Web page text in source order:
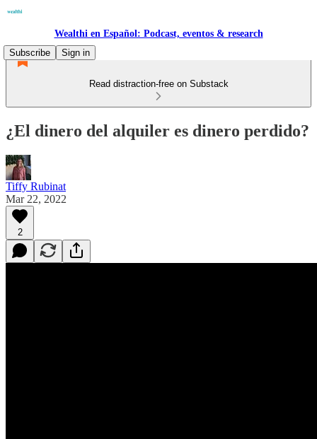
Wealthi en Español: Podcast, eventos & research
Subscribe
Sign in
Read distraction-free on Substack
¿El dinero del alquiler es dinero perdido?
Tiffy Rubinat
Mar 22, 2022
2